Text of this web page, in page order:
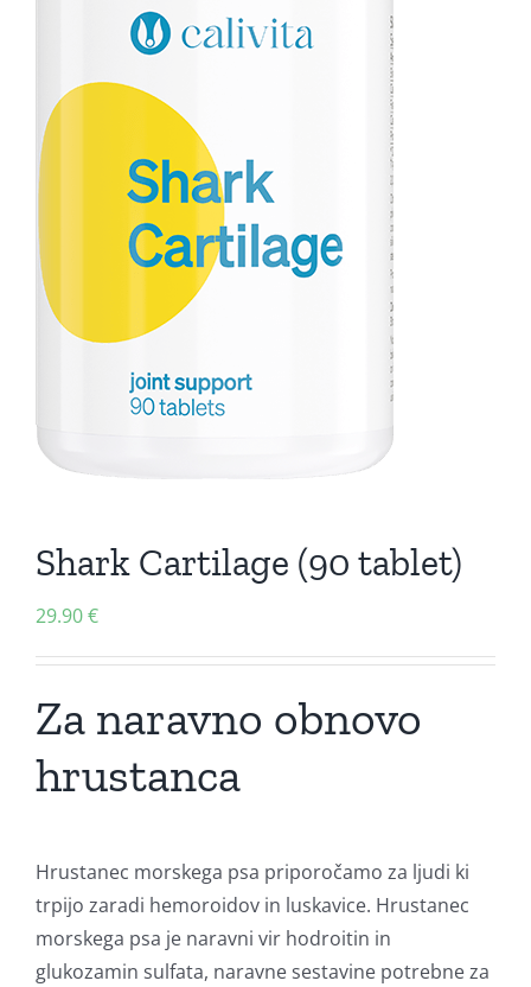
Shark Cartilage (90 tablet)
29.90€
Za naravno obnovo
hrustanca
Hrustanec morskega psa priporočamo za ljudi ki
trpijo zaradi hemoroidov in luskavice. Hrustanec
morskega psa je naravni vir hodroitin in
glukozamin sulfata, naravne sestavine potrebne za